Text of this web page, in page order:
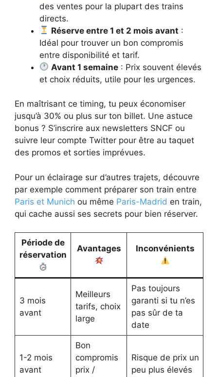
des ventes pour la plupart des trains
directs.
Réserve entre 1 et 2 mois avant :
Idéal pour trouver un bon compromis
entre disponibilité et tarif.
Avant 1 semaine : Prix souvent élevés
et choix réduits, utile pour les urgences.
En maîtrisant ce timing, tu peux économiser
jusqu’à 30% ou plus sur ton billet. Une astuce
bonus ? S’inscrire aux newsletters SNCF ou
suivre leur compte Twitter pour être au taquet
des promos et sorties imprévues.
Pour un éclairage sur d’autres trajets, découvre
par exemple comment préparer son train entre
Paris et Munich ou même Paris-Madrid en train,
qui cache aussi ses secrets pour bien réserver.
Période de
réservation
Avantages Inconvénients
3 mois
avant
Meilleurs
tarifs, choix
large
Pas toujours
garanti si tu n’es
pas sûr de ta
date
1-2 mois
avant
Bon
compromis
prix /
Risque de prix un
peu plus élevés